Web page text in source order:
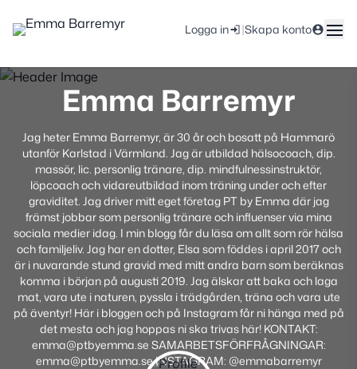
Logga in |Skapa konto
Emma Barremyr
Jag heter Emma Barremyr, är 30 år och bosatt på Hammarö
utanför Karlstad i Värmland. Jag är utbildad hälsocoach, dip.
massör, lic. personlig tränare, dip. mindfulnessinstruktör,
löpcoach och vidareutbildad inom träning under och efter
graviditet. Jag driver mitt eget företag PT by Emma där jag
främst jobbar som personlig tränare och influenser via mina
sociala medier idag. I min blogg får du läsa om allt som rör hälsa
och familjeliv. Jag har en dotter, Elsa som föddes i april 2017 och
är i nuvarande stund gravid med mitt andra barn som beräknas
komma i början på augusti 2019. Jag älskar att baka och laga
mat, vara ute i naturen, pyssla i trädgården, träna och vara ute
på äventyr! Här i bloggen och på Instagram får ni hänga med på
det mesta och jag hoppas ni ska trivas här! KONTAKT:
emma@ptbyemma.se SAMARBETSFÖRFRÅGNINGAR:
emma@ptbyemma.se INSTAGRAM: @emmabarremyr